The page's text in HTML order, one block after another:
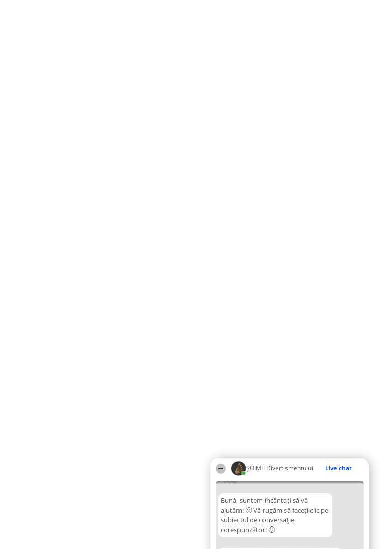
ŞOIMII Divertismentului Live chat
14:48
Bună, suntem încântați să vă
ajutăm! 🙂 Vă rugăm să faceți clic pe
subiectul de conversație
corespunzător! 🙂